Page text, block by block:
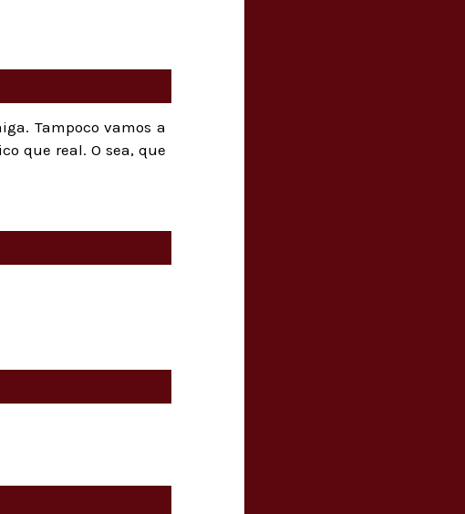
Tampoco vamos a
que real. O sea, que